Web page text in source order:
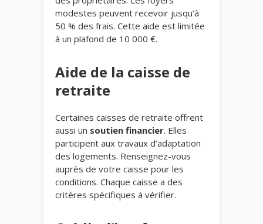
modestes peuvent recevoir jusqu’à
50 % des frais. Cette aide est limitée
à un plafond de 10 000 €.
Aide de la caisse de
retraite
Certaines caisses de retraite offrent
aussi un soutien financier. Elles
participent aux travaux d’adaptation
des logements. Renseignez-vous
auprès de votre caisse pour les
conditions. Chaque caisse a des
critères spécifiques à vérifier.